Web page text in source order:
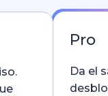
Pro
Da el